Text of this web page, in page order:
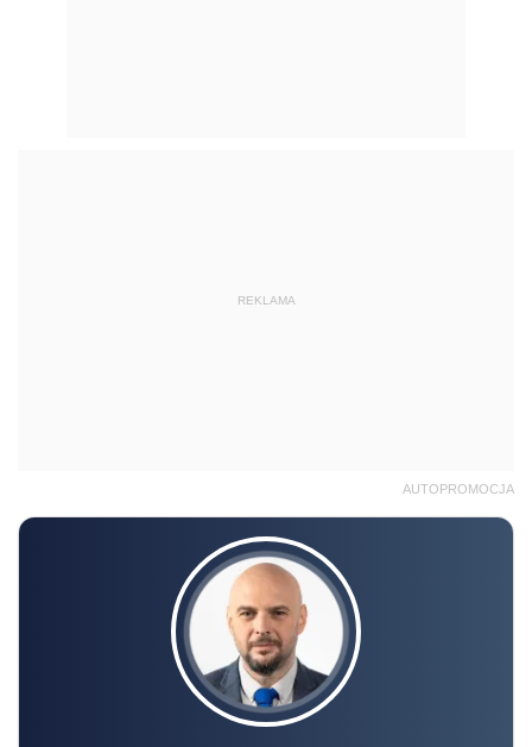
REKLAMA
AUTOPROMOCJA